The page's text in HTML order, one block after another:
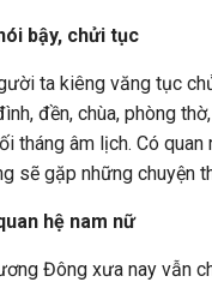
bậy, chửi tục
ta kiêng văng tục
đền, chùa, phòng
tháng âm lịch. Có
sẽ gặp những chuyện
hệ nam nữ
Đông xưa nay vẫn